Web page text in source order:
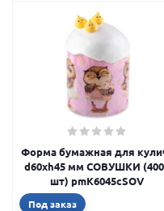
Форма бумажная для
d60xh45 мм СОВУШКИ
шт) pmK6045cSOV
Под заказ